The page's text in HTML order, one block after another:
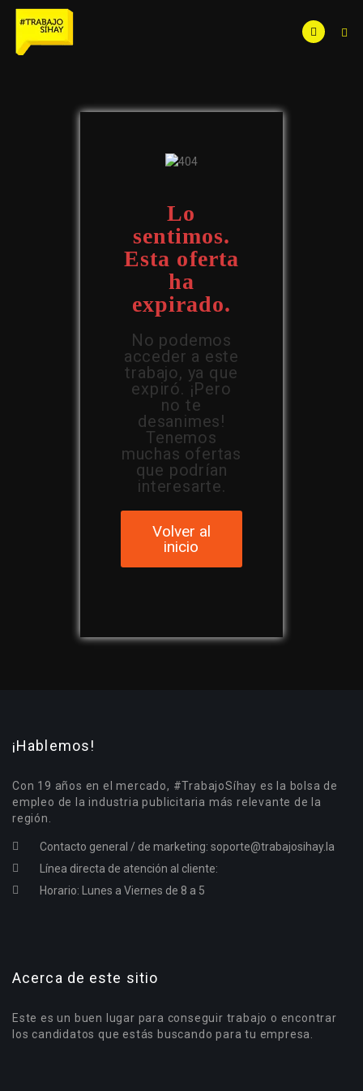
Lo
sentimos.
Esta oferta
ha
expirado.
No podemos
acceder a este
trabajo, ya que
expiró. ¡Pero
no te
desanimes!
Tenemos
muchas ofertas
que podrían
interesarte.
Volver al
inicio
¡Hablemos!
Con 19 años en el mercado, #TrabajoSíhay es la bolsa de
empleo de la industria publicitaria más relevante de la
región.
Contacto general / de marketing: soporte@trabajosihay.la
Línea directa de atención al cliente:
Horario: Lunes a Viernes de 8 a 5
Acerca de este sitio
Este es un buen lugar para conseguir trabajo o encontrar
los candidatos que estás buscando para tu empresa.